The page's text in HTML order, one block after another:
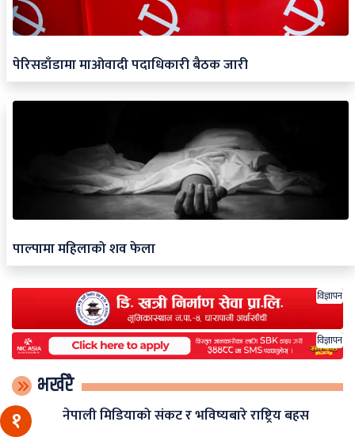
पेरिसडाँडामा माओवादी पदाधिकारी बैठक जारी
पाल्पामा महिलाको शव फेला
विज्ञापन
विज्ञापन
भर्खरै
१ नेपाली मिडियाको संकट र भविष्यबारे राष्ट्रिय बहस